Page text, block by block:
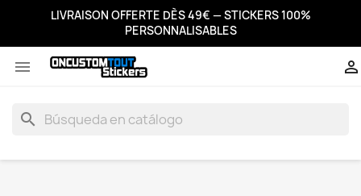
LIVRAISON OFFERTE DÈS 49€ — STICKERS 100%
PERSONNALISABLES
 
search